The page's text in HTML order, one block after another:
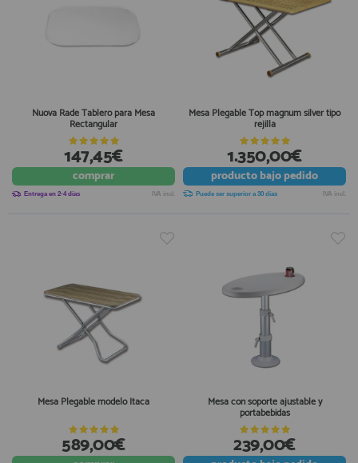
Nuova Rade Tablero para Mesa
Rectangular
147,45€
comprar
Entrega en 2-4 días IVA incl.
Mesa Plegable Top magnum silver tipo
rejilla
1.350,00€
productobajo pedido
Puede ser superior a 30 días IVA incl.
Mesa Plegable modelo Itaca
589,00€
Mesa con soporte ajustable y
portabebidas
239,00€